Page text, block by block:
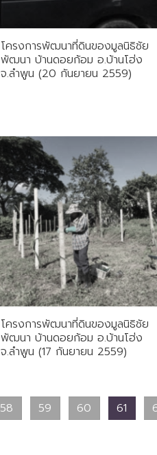
โครงการพัฒนาที่ดินของมูลนิธิชัย
พัฒนา บ้านดอยก้อม อ.บ้านโฮ่ง
จ.ลำพูน (20 กันยายน 2559)
โครงการพัฒนาที่ดินของมูลนิธิชัย
พัฒนา บ้านดอยก้อม อ.บ้านโฮ่ง
จ.ลำพูน (17 กันยายน 2559)
58 59 60 61